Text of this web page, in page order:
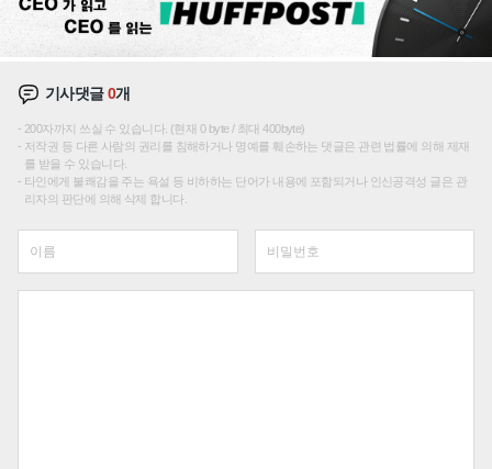
기사댓글0개
200자까지 쓰실 수 있습니다. (현재 0 byte / 최대 400byte)
저작권 등 다른 사람의 권리를 침해하거나 명예를 훼손하는 댓글은 관련 법률에 의해 제재
를 받을 수 있습니다.
타인에게 불쾌감을 주는 욕설 등 비하하는 단어가 내용에 포함되거나 인신공격성 글은 관
리자의 판단에 의해 삭제 합니다.